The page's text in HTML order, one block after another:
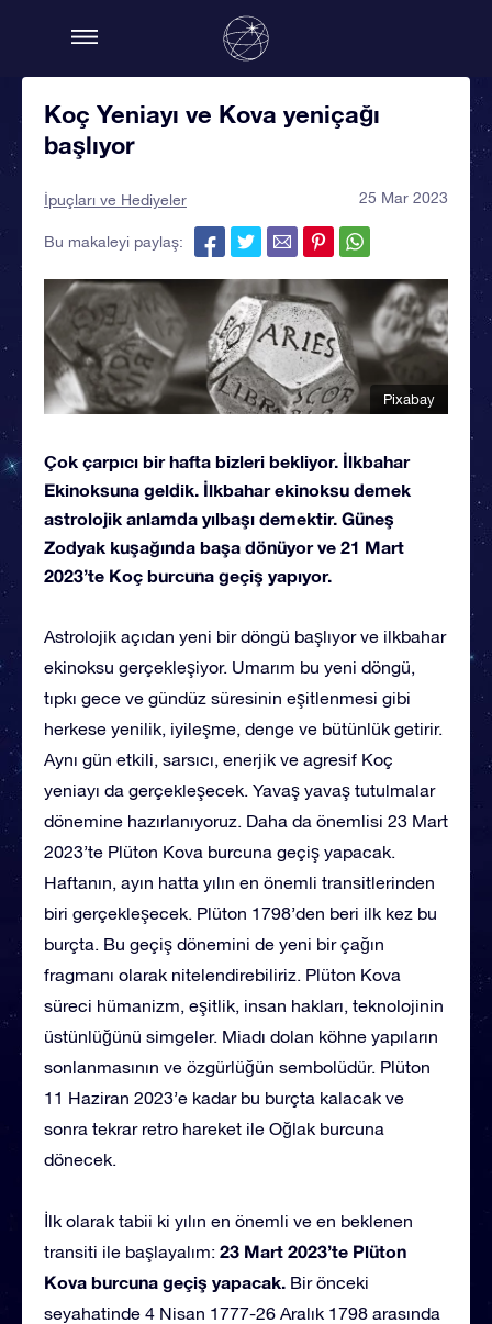
Koç Yeniayı ve Kova yeniçağı
başlıyor
İpuçları ve Hediyeler 25 Mar 2023
Bu makaleyi paylaş:
Pixabay
Çok çarpıcı bir hafta bizleri bekliyor. İlkbahar
Ekinoksuna geldik. İlkbahar ekinoksu demek
astrolojik anlamda yılbaşı demektir. Güneş
Zodyak kuşağında başa dönüyor ve 21 Mart
2023’te Koç burcuna geçiş yapıyor.
Astrolojik açıdan yeni bir döngü başlıyor ve ilkbahar
ekinoksu gerçekleşiyor. Umarım bu yeni döngü,
tıpkı gece ve gündüz süresinin eşitlenmesi gibi
herkese yenilik, iyileşme, denge ve bütünlük getirir.
Aynı gün etkili, sarsıcı, enerjik ve agresif Koç
yeniayı da gerçekleşecek. Yavaş yavaş tutulmalar
dönemine hazırlanıyoruz. Daha da önemlisi 23 Mart
2023’te Plüton Kova burcuna geçiş yapacak.
Haftanın, ayın hatta yılın en önemli transitlerinden
biri gerçekleşecek. Plüton 1798’den beri ilk kez bu
burçta. Bu geçiş dönemini de yeni bir çağın
fragmanı olarak nitelendirebiliriz. Plüton Kova
süreci hümanizm, eşitlik, insan hakları, teknolojinin
üstünlüğünü simgeler. Miadı dolan köhne yapıların
sonlanmasının ve özgürlüğün sembolüdür. Plüton
11 Haziran 2023’e kadar bu burçta kalacak ve
sonra tekrar retro hareket ile Oğlak burcuna
dönecek.
İlk olarak tabii ki yılın en önemli ve en beklenen
transiti ile başlayalım: 23 Mart 2023’te Plüton
Kova burcuna geçiş yapacak. Bir önceki
seyahatinde 4 Nisan 1777-26 Aralık 1798 arasında